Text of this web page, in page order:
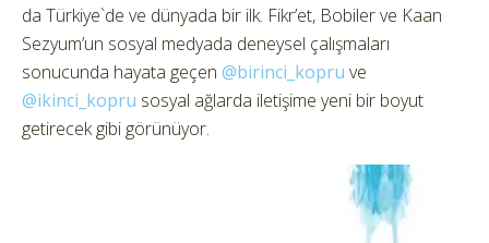
da Türkiye`de ve dünyada bir ilk. Fikr’et, Bobiler ve Kaan
Sezyum’un sosyal medyada deneysel çalışmaları
sonucunda hayata geçen @birinci_kopru ve
@ikinci_kopru sosyal ağlarda iletişime yeni bir boyut
getirecek gibi görünüyor.